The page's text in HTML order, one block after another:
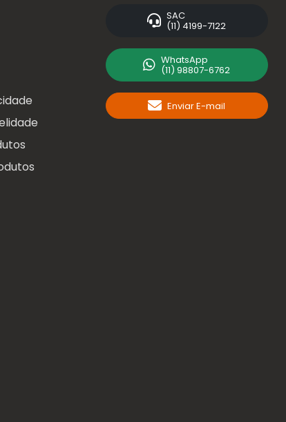
SAC
(11) 4199-7122
WhatsApp
(11) 98807-6762
Enviar E-mail